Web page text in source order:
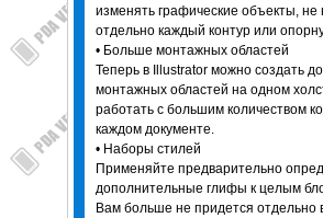
изменять графические объекты, не
отдельно каждый контур или
• Больше монтажных областей
Теперь в Illustrator можно создать
монтажных областей на одном
работать с большим количеством
каждом документе.
• Наборы стилей
Применяйте предварительно
дополнительные глифы к целым
Вам больше не придется отдельно